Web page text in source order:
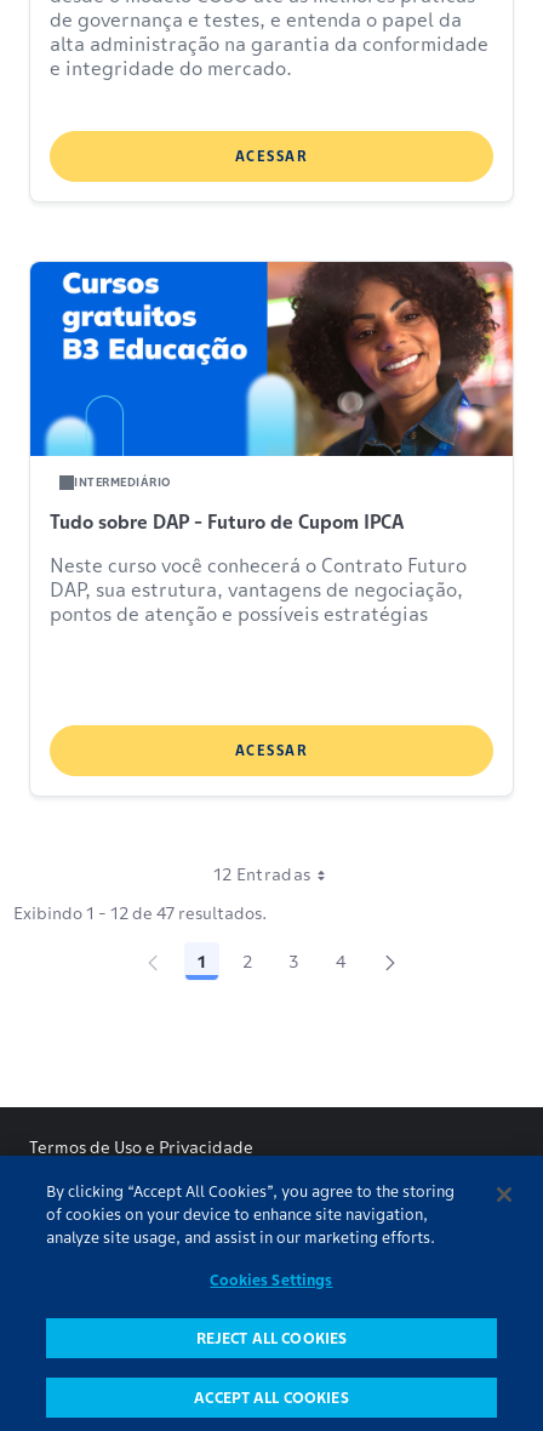
Pesquisa Conteúdos Todos
de governança e testes, e entenda o papel da
alta administração na garantia da conformidade
e integridade do mercado.
ACESSAR
INTERMEDIÁRIO
Tudo sobre DAP - Futuro de Cupom IPCA
Neste curso você conhecerá o Contrato Futuro
DAP, sua estrutura, vantagens de negociação,
pontos de atenção e possíveis estratégias
ACESSAR
12 Entradas
Exibindo 1 - 12 de 47 resultados.
Página
1 Página
2 Página
3 Página
4
Termos de Uso e Privacidade
Atendimento
By clicking “Accept All Cookies”, you agree to the storing
of cookies on your device to enhance site navigation,
analyze site usage, and assist in our marketing efforts.
Cookies Settings
REJECT ALL COOKIES
ACCEPT ALL COOKIES